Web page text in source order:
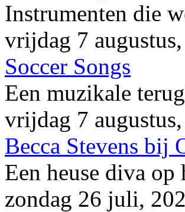
Instrumenten die
vrijdag 7
Soccer Songs
Een muzikale
vrijdag 7
Becca Stevens bij
Een heuse diva op
zondag 26 juli,